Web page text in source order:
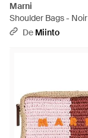
Marni
Shoulder Bags - Noir
De Miinto